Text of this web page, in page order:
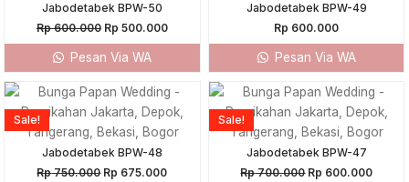
Jabodetabek BPW-50
Rp600.000 Rp 500.000
Pesan Via WA
Jabodetabek BPW-49
Rp 600.000
Pesan Via WA
Sale!
Jabodetabek BPW-48
Rp750.000
Original
price
was:
Rp 750.000.
Rp 675.000
Current
price
is:
Rp 675.000.
Sale!
Jabodetabek BPW-47
Rp700.000
Original
price
was:
Rp 700.000.
Rp 600.000
price
is: